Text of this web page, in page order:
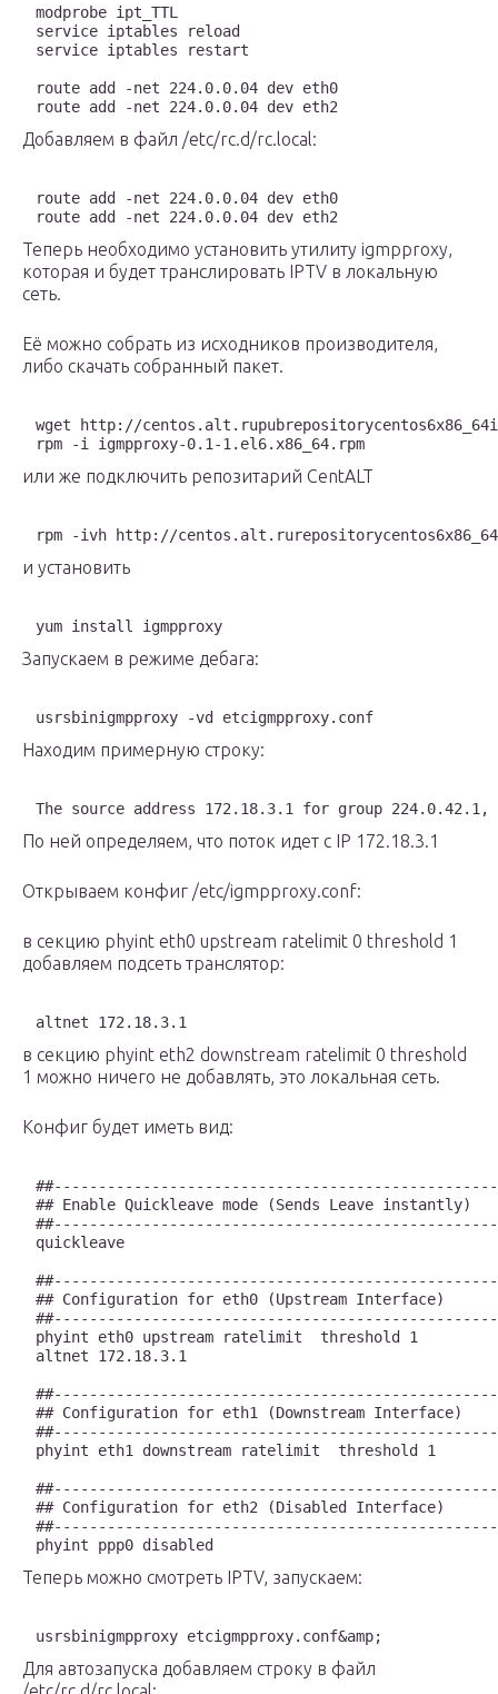
modprobe ipt_TTL
service iptables reload
service iptables restart
route add -net 224.0.0.04 dev eth0
route add -net 224.0.0.04 dev eth2
Добавляем в файл /etc/rc.d/rc.local:
route add -net 224.0.0.04 dev eth0
route add -net 224.0.0.04 dev eth2
Теперь необходимо установить утилиту igmpproxy,
которая и будет транслировать IPTV в локальную
сеть.
Её можно собрать из исходников производителя,
либо скачать собранный пакет.
wget http://
rpm -i igmpproxy-0.1-1.el6.x86_64.rpm
или же подключить репозитарий CentALT
rpm -ivh http://
и установить
yum install igmpproxy
Запускаем в режиме дебага:
usrsbinigmpproxy -vd etcigmpproxy.conf
Находим примерную строку:
The source address 172.18.3.1 for group
По ней определяем, что поток идет с IP 172.18.3.1
Открываем конфиг /etc/igmpproxy.conf:
в секцию phyint eth0 upstream ratelimit 0 threshold 1
добавляем подсеть транслятор:
altnet 172.18.3.1
в секцию phyint eth2 downstream ratelimit 0 threshold
1 можно ничего не добавлять, это локальная сеть.
Конфиг будет иметь вид:
## Enable Quickleave mode (Sends Leave instantly)
quickleave
## Configuration for eth0 (Upstream Interface)
phyint eth0 upstream ratelimit  threshold 1
altnet 172.18.3.1
## Configuration for eth1 (Downstream Interface)
phyint eth1 downstream ratelimit  threshold 1
## Configuration for eth2 (Disabled Interface)
phyint ppp0 disabled
Теперь можно смотреть IPTV, запускаем:
usrsbinigmpproxy etcigmpproxy.conf&amp;
Для автозапуска добавляем строку в файл